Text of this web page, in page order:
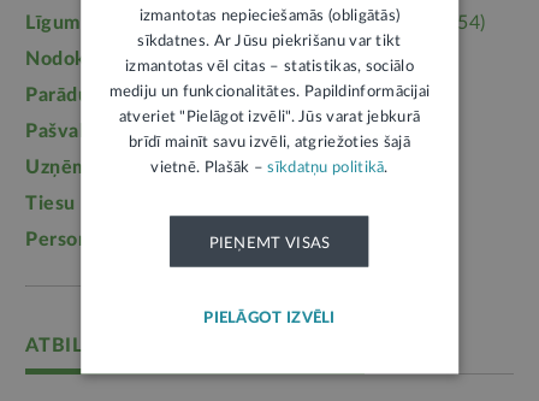
Līgumi, dokumenti(5364) Īpašumtiesības
(3954)
Nodokļi
(3710) Mājoklis
(3142)
Parādu piedziņa(2558) Labklājība(2254)
Pašvaldības
(2217) Uzturlīdzekļi (1457)
Uzņēmējdarbība(1355) Ģimene(1241)
Tiesu sistēma
Personas dati
(1052)
ATBILD: ZEMKOPĪBAS MINISTRIJAS
izmantotas nepieciešamās (obligātās)
sīkdatnes. Ar Jūsu piekrišanu var tikt
izmantotas vēl citas – statistikas, sociālo
mediju un funkcionalitātes. Papildinformācijai
atveriet "Pielāgot izvēli". Jūs varat jebkurā
brīdī mainīt savu izvēli, atgriežoties šajā
vietnē. Plašāk –sīkdatņu politikā.
PIEŅEMT VISAS
PIELĀGOT IZVĒLI